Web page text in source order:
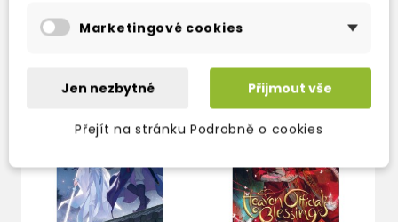
TAKÉ DOPORUČUJEME
Marketingové cookies
Jen nezbytné Přijmout vše
Přejít na stránku Podrobně o cookies